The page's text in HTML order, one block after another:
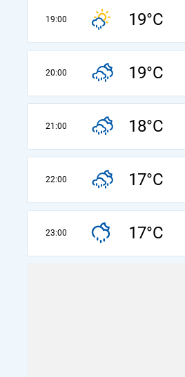
19:00 19°C
20:00 19°C
21:00 18°C
22:00 17°C
23:00 17°C